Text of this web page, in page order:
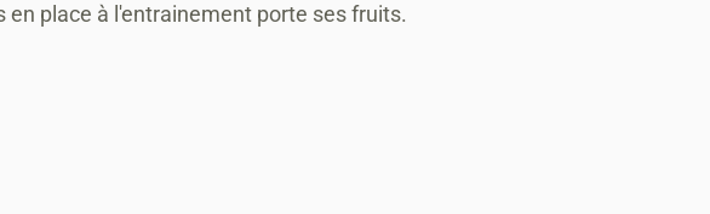
place à l'entrainement porte ses fruits.